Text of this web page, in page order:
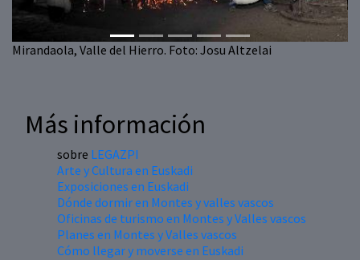
Mirandaola, Valle del Hierro. Foto: Josu Altzelai
Más información
sobre LEGAZPI
Arte y Cultura en Euskadi
Exposiciones en Euskadi
Dónde dormir en Montes y valles vascos
Oficinas de turismo en Montes y Valles vascos
Planes en Montes y Valles vascos
Cómo llegar y moverse en Euskadi